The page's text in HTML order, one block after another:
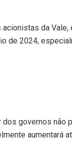
da
de 2024,
dos governos não
aumentará